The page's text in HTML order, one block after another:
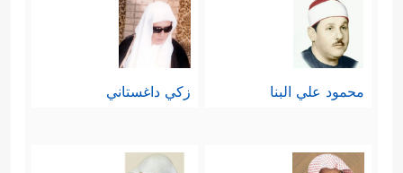
محمود علي البنا زكي داغستاني